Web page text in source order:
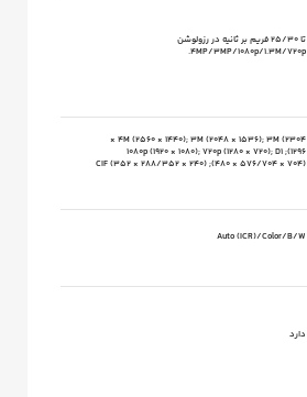
تا 25/30 فریم بر ثانیه در رزولوشن
4MP/3MP/1080p/1.3M/720p.
4M (2560 × 1440); 3M (2048 × 1536); 3M (2304 ×
1296); 1080p (1920 × 1080); 720p (1280 × 720); D1
(704 × 576/704 × 480); CIF (352 × 288/352 × 240)
Auto (ICR)/Color/B/W
دارد